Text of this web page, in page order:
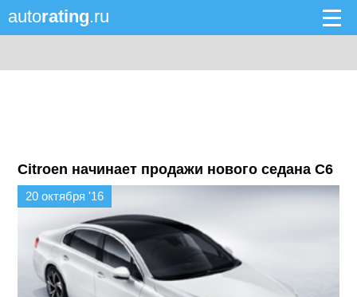
autorating.ru
Citroen начинает продажи нового седана C6
20 октября '16